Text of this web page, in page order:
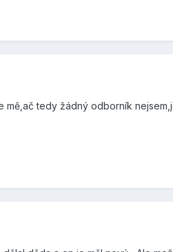
tedy žádný odborník